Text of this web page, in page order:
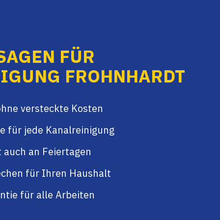
FÜR
FROHNHARDT
versteckte Kosten
für jede Kanalreinigung
an Feiertagen
für Ihren Haushalt
für alle Arbeiten